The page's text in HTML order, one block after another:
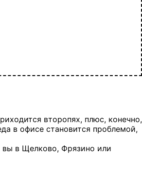
второпях, плюс, конечно,
в офисе становится проблемой,
вы в Щелково, Фрязино или